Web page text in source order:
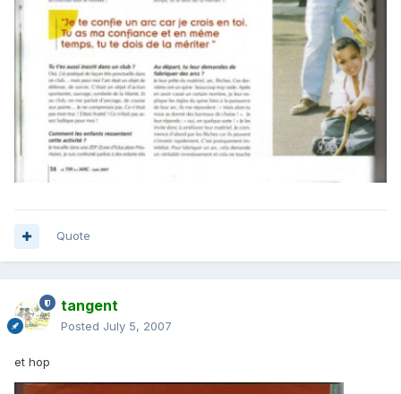
Quote
tangent
Posted July 5, 2007
et hop